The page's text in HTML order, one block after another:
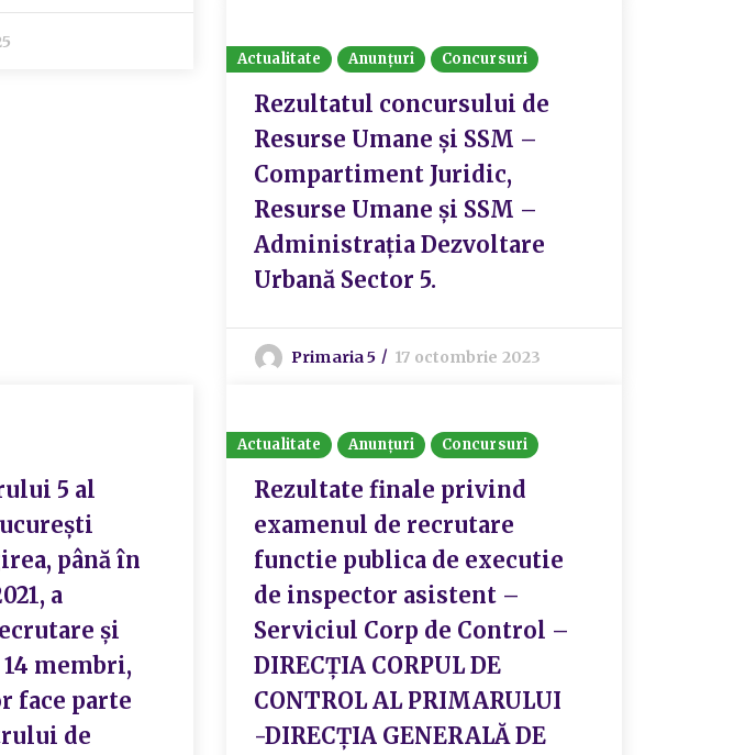
Actualitate Anunțuri Concursuri
Rezultatul concursului de
Resurse Umane și SSM –
Compartiment Juridic,
Resurse Umane și SSM –
Administrația Dezvoltare
Urbană Sector 5.
Primaria 5 17 octombrie 2023
5 al
până în
a
şi
membri,
face parte
de
Actualitate Anunțuri Concursuri
Rezultate finale privind
examenul de recrutare
functie publica de executie
de inspector asistent –
Serviciul Corp de Control –
DIRECȚIA CORPUL DE
CONTROL AL PRIMARULUI
-DIRECȚIA GENERALĂ DE